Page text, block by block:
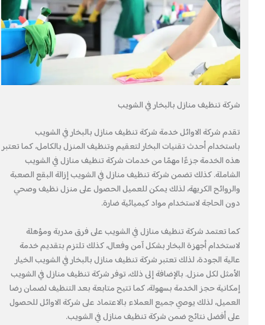
شركة تنظيف منازل بالبخار في الشويب
تقدم شركة الاوائل خدمة شركة تنظيف منازل بالبخار في الشويب
باستخدام أحدث تقنيات البخار لتعقيم وتنظيف المنزل بالكامل، كما تعتبر
هذه الخدمة جزءًا مهمًا من خدمات شركة تنظيف منازل في الشويب
الشاملة. كذلك تضمن شركة تنظيف منازل في الشويب إزالة البقع الصعبة
والروائح الكريهة، لذلك يمكن للعميل الحصول على منزل نظيف وصحي
دون الحاجة لاستخدام مواد كيميائية ضارة.
كما تعتمد شركة تنظيف منازل في الشويب على فرق مدربة ومؤهلة
لاستخدام أجهزة البخار بشكل آمن وفعال، كذلك تلتزم بتقديم خدمة
عالية الجودة، لذلك تعتبر شركة تنظيف منازل بالبخار في الشويب الخيار
الأمثل لكل منزل. بالإضافة إلى ذلك، توفر شركة تنظيف منازل في الشويب
إمكانية حجز الخدمة بسهولة، كما تتيح متابعة بعد التنظيف لضمان رضا
العميل، لذلك يوصي جميع العملاء بالاعتماد على شركة الاوائل للحصول
على أفضل نتائج ضمن شركة تنظيف منازل في الشويب.